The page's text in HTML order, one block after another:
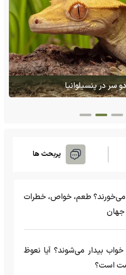
به یک سوپرمارکت در تایلند
پربحث ها
طعم، خواص، خطرات
خواب بیدار می‌شوند؟ آیا نعوظ
است؟